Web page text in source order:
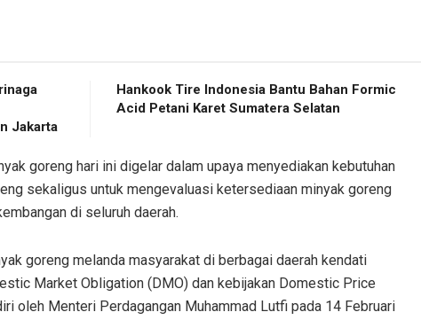
Jakarta
Hankook Tire Indonesia Bantu Bahan Formic
Acid Petani Karet Sumatera Selatan
goreng hari ini digelar dalam upaya menyediakan kebutuhan
sekaligus untuk mengevaluasi ketersediaan minyak goreng
di seluruh daerah.
goreng melanda masyarakat di berbagai daerah kendati
Market Obligation (DMO) dan kebijakan Domestic Price
oleh Menteri Perdagangan Muhammad Lutfi pada 14 Februari